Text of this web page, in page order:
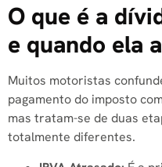
O que é a
e quando ela
Muitos motoristas
pagamento do imposto
mas tratam-se de duas
totalmente diferentes.